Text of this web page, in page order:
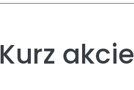
Kurz